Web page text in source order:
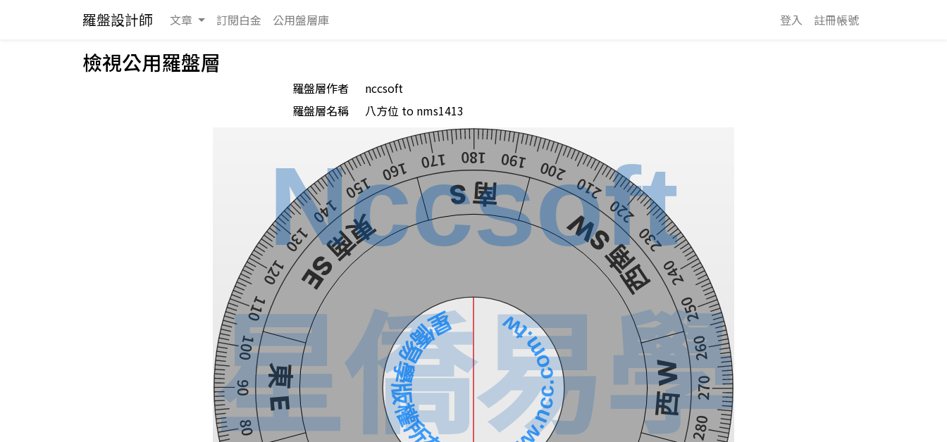
羅盤設計師 文章 訂閱白金 公用盤層庫 登入 註冊帳號
檢視公用羅盤層
羅盤層作者
nccsoft
羅盤層名稱
八方位 to nms1413